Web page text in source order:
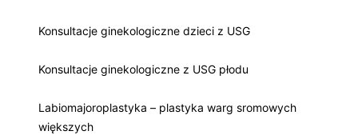
Konsultacje ginekologiczne dzieci z USG
Konsultacje ginekologiczne z USG płodu
Labiomajoroplastyka – plastyka warg sromowych
większych